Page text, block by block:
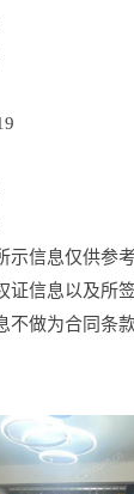
示信息仅供参
证信息以及所
不做为合同条